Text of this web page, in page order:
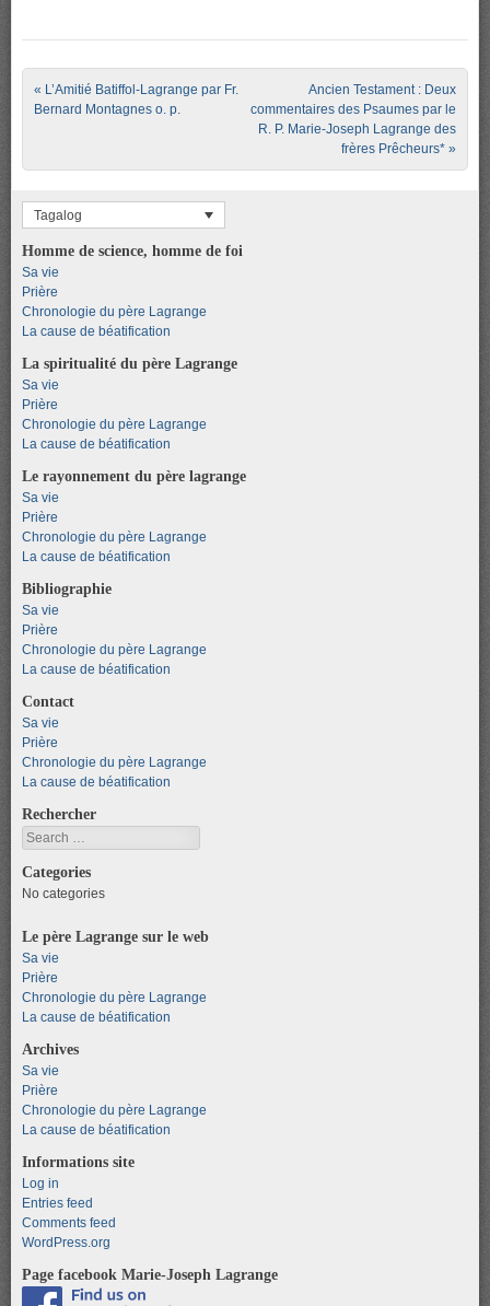
Post navigation
« L’Amitié Batiffol-Lagrange par Fr.
Bernard Montagnes o. p.
Ancien Testament : Deux
commentaires des Psaumes par le
R. P. Marie-Joseph Lagrange des
frères Prêcheurs* »
Tagalog
Homme de science, homme de foi
Sa vie
Prière
Chronologie du père Lagrange
La cause de béatification
La spiritualité du père Lagrange
Sa vie
Prière
Chronologie du père Lagrange
La cause de béatification
Le rayonnement du père lagrange
Sa vie
Prière
Chronologie du père Lagrange
La cause de béatification
Bibliographie
Sa vie
Prière
Chronologie du père Lagrange
La cause de béatification
Contact
Sa vie
Prière
Chronologie du père Lagrange
La cause de béatification
Rechercher
Search
Categories
No categories
Le père Lagrange sur le web
Sa vie
Prière
Chronologie du père Lagrange
La cause de béatification
Archives
Sa vie
Prière
Chronologie du père Lagrange
La cause de béatification
Informations site
Log in
Entries feed
Comments feed
WordPress.org
Page facebook Marie-Joseph Lagrange